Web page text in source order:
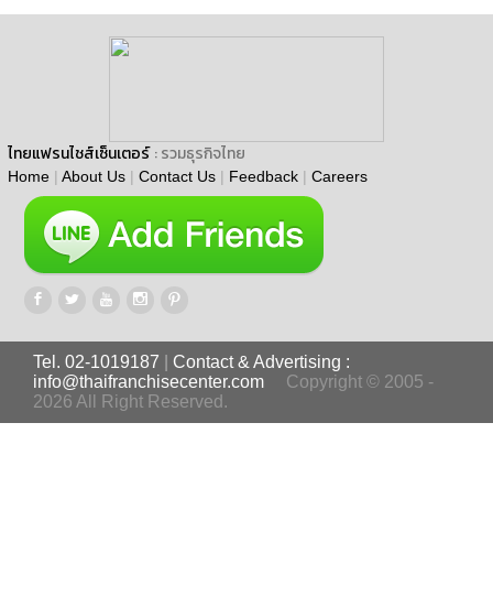
ไทยแฟรนไชส์เซ็นเตอร์ : รวมธุรกิจไทย
Home | About Us | Contact Us | Feedback | Careers
Tel. 02-1019187
Contact & Advertising :
info@thaifranchisecenter.com
Copyright © 2005 -
2026 All Right Reserved.